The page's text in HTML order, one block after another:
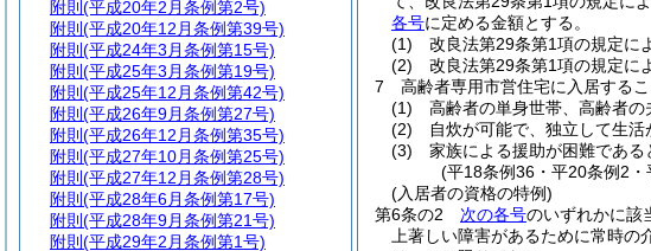
各号に定める金額とする。
(1)
改良法第29条第1項の規定
(2)
改良法第29条第1項の規定
7
高齢者専用市営住宅に入居するこ
(1)
高齢者の単身世帯、高齢者の
(2)
自炊が可能で、独立して生活
(3)
家族による援助が困難である
(平18条例36・平20条例2
(入居者の資格の特例)
第6条の2
次の各号のいずれかに該
上著しい障害があるために常時
附則 (平成20年2月条例第2号)
附則 (平成20年12月条例第39号)
附則 (平成24年3月条例第15号)
附則 (平成25年3月条例第19号)
附則 (平成25年12月条例第42号)
附則 (平成26年9月条例第27号)
附則 (平成26年12月条例第35号)
附則 (平成27年10月条例第25号)
附則 (平成27年12月条例第28号)
附則 (平成28年6月条例第17号)
附則 (平成28年9月条例第21号)
附則 (平成29年2月条例第1号)